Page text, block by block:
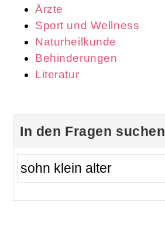
Ärzte
Sport und Wellness
Naturheilkunde
Behinderungen
Literatur
In den Fragen suchen